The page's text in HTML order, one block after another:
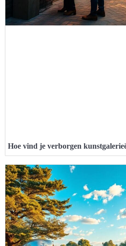
Hoe vind je verborgen